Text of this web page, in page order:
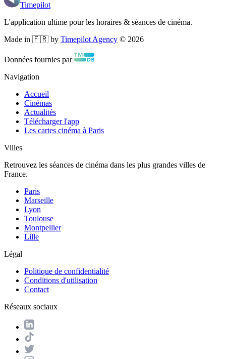
Timepilot
L'application ultime pour les horaires & séances de cinéma.
Made in 🇫🇷 by Timepilot Agency © 2026
Données fournies par
Navigation
Accueil
Cinémas
Actualités
Télécharger l'app
Les cartes cinéma à Paris
Villes
Retrouvez les séances de cinéma dans les plus grandes villes de
France.
Paris
Marseille
Lyon
Toulouse
Montpellier
Lille
Légal
Politique de confidentialité
Conditions d'utilisation
Contact
Réseaux sociaux